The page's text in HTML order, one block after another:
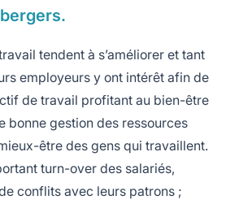
tendent à s’améliorer et tant
employeurs y ont intérêt afin de
de travail profitant au bien-être
bonne gestion des ressources
être des gens qui travaillent.
turn-over des salariés,
conflits avec leurs patrons ;